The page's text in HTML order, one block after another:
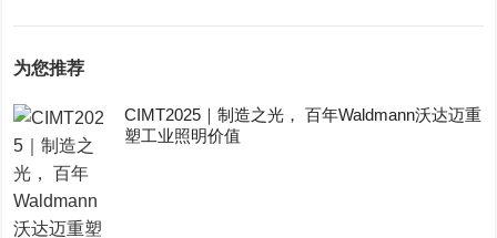
为您推荐
CIMT2025｜制造之光， 百年Waldmann沃达迈重
塑工业照明价值